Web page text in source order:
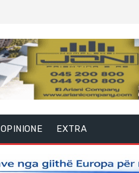
OPINIONE EXTRA